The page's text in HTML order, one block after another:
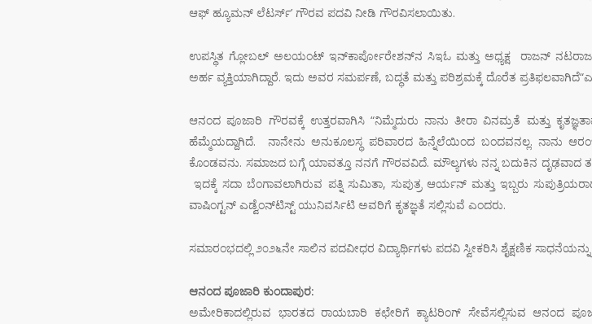
ಆಫ್ ಹ್ಯೂಮನ್ ಲೆಟರ್ಸ್’ ಗೌರವ ಪದವಿ ನೀಡಿ ಗೌರವಿಸಲಾಯಿತು.
ಉಪಸ್ಥಿತ ಗ್ಲೋಬಲ್ ಅಲಯಂಟ್ ಇನ್‌ಕಾರ್ಪೋರೇಶನ್‌ನ ಸಿಇಓ ಮತ್ತು ಅಧ್ಯಕ್ಷ ರಾಜನ್
ಅರ್ಹ ವ್ಯಕ್ತಿಯಾಗಿದ್ದಾರೆ. ಇದು ಅವರ ಸಮರ್ಪಣೆ, ಬದ್ಧತೆ ಮತ್ತು ಪರಿಶ್ರಮಕ್ಕೆ ದೊರೆತ
ಆನಂದ ಪೂಜಾರಿ ಗೌರವಕ್ಕೆ ಉತ್ತರವಾಗಿಸಿ “ನಿಮ್ಮೆದುರು ನಾನು ತೀರಾ ವಿನಮ್ರತೆ ಮತ್ತು
ಹೆಮ್ಮೆಯದ್ದಾಗಿದೆ. ನಾನೇನು ಅನುಕೂಲಸ್ಥ ಪರಿವಾರದ ಹಿನ್ನೆಲೆಯಿಂದ ಬಂದವನಲ್ಲ. ನಾನು
ಕೊಂಡವನು. ಸಮಾಜದ ಬಗ್ಗೆ ಯಾವತ್ತೂ ನನಗೆ ಗೌರವವಿದೆ. ಮೌಲ್ಯಗಳು ನನ್ನ ಬದುಕಿನ ದೃಢವಾದ
ಇದಕ್ಕೆ ಸದಾ ಬೆಂಗಾವಲಾಗಿರುವ ಪತ್ನಿ ಸುಮಿತಾ, ಸುಪುತ್ರ ಆರ್ಯನ್ ಮತ್ತು ಇಬ್ಬರು
ವಾಷಿಂಗ್ಟನ್ ಎಡ್ವೆಂನ್‌ಟಿಸ್ಟ್ ಯುನಿವರ್ಸಿಟಿ ಅವರಿಗೆ ಕೃತಜ್ಞತೆ ಸಲ್ಲಿಸುವೆ ಎಂದರು.
ಸಮಾರಂಭದಲ್ಲಿ ೨೦೨೬ನೇ ಸಾಲಿನ ಪದವೀಧರ ವಿದ್ಯಾರ್ಥಿಗಳು ಪದವಿ ಸ್ವೀಕರಿಸಿ ಶೈಕ್ಷಣಿಕ
ಆನಂದ ಪೂಜಾರಿ ಕುಂದಾಪುರ:
ಅಮೇರಿಕಾದಲ್ಲಿರುವ ಭಾರತದ ರಾಯಬಾರಿ ಕಛೇರಿಗೆ ಕ್ಯಾಟರಿಂಗ್ ಸೇವೆಸಲ್ಲಿಸುವ ಆನಂದ